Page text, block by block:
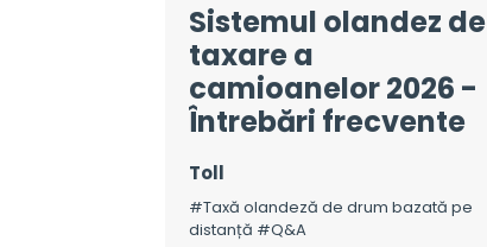
Sistemul olandez de
taxare a
camioanelor 2026 -
Întrebări frecvente
Toll
#Taxă olandeză de drum bazată pe
distanță #Q&A